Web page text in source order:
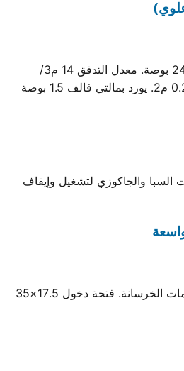
فلتر رملي علوي ملفوف 24 بوصة. معدل التدفق 14 م3/
السبا والجاكوزي لتشغيل وإيقاف
سكيمر فوهة واسعة لحمامات الخرسانة. فتحة دخول 17.5×35